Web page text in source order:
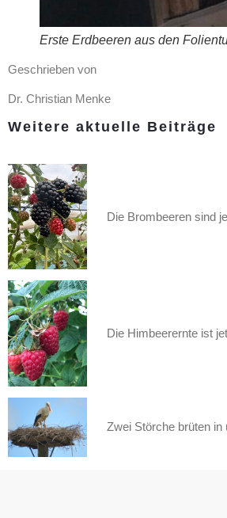
Erste Erdbeeren aus den
Geschrieben von
Dr. Christian Menke
Weitere aktuelle Beiträge
Die Brombeeren sind
Die Himbeerernte ist
Zwei Störche brüten in